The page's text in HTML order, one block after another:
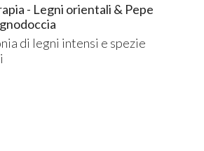
- Legni orientali & Pepe
di legni intensi e spezie